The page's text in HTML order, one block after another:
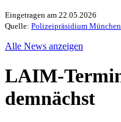
Eingetragen am 22.05.2026
Quelle: Polizeipräsidium München
Alle News anzeigen
LAIM-
demnächst